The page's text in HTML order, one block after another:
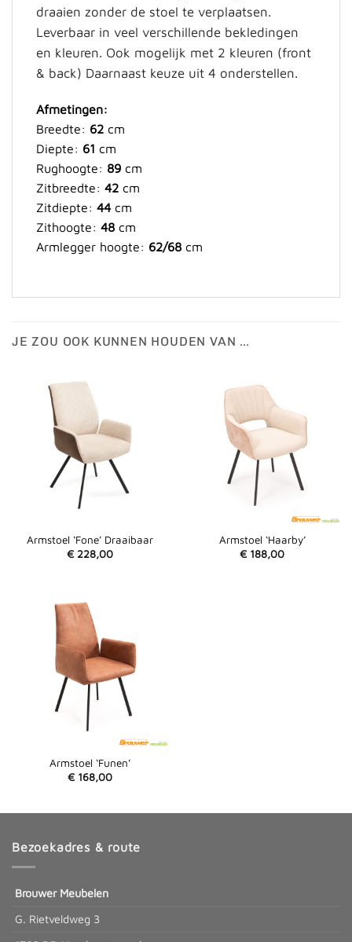
draaien zonder de stoel te verplaatsen.
Leverbaar in veel verschillende bekledingen
en kleuren. Ook mogelijk met 2 kleuren (front
& back) Daarnaast keuze uit 4 onderstellen.
Afmetingen:
Breedte: 62 cm
Diepte: 61 cm
Rughoogte: 89 cm
Zitbreedte: 42 cm
Zitdiepte: 44cm
Zithoogte: 48 cm
Armlegger hoogte: 62/68 cm
JE ZOU OOK KUNNEN HOUDEN VAN …
Armstoel ‘Fone’ Draaibaar
€ 228,00
Armstoel ‘Haarby’
€ 188,00
Armstoel ‘Funen’
€ 168,00
Bezoekadres & route
Brouwer Meubelen
G. Rietveldweg 3